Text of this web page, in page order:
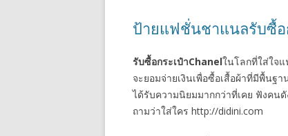
ป้ายแฟชั่นชาแนลรับซื้อ
รับซื้อกระเป๋าChanelในโลกที่ใส่ใจ
จะยอมจ่ายเงินเพื่อซื้อเสื้อผ้าที่มีพื้นฐ
ได้รับความนิยมมากกว่าที่เคย ฟังคน
ถามว่าใส่ใคร http://didini.com